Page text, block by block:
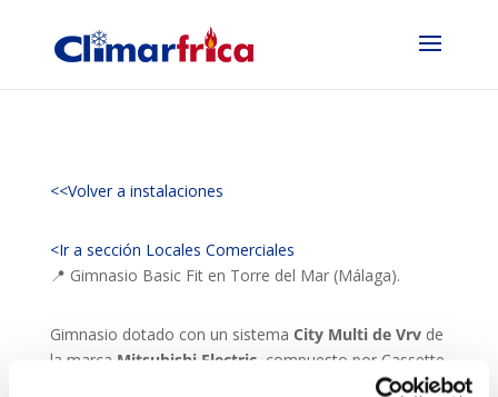
<<Volver a instalaciones
<Ir a sección Locales Comerciales
📍 Gimnasio Basic Fit en Torre del Mar (Málaga).
Gimnasio dotado con un sistema City Multi de Vrvde
la marca Mitsubishi Electric, compuesto por Cassette
de techo con instalación vista, así como equipos de